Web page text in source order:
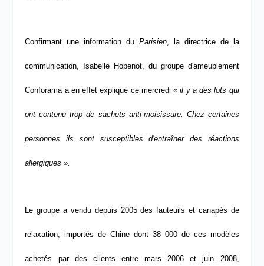
Confirmant une information du Parisien, la directrice de la
communication, Isabelle Hopenot, du groupe d'ameublement
Conforama a eneffet expliqué ce mercredi «il y a des lots qui
ont contenu trop de sachets anti-moisissure. Chez certaines
personnes ils sont susceptibles d'entraîner des réactions
allergiques ».
Le groupe a vendu depuis 2005 des fauteuils et canapés de
relaxation, importés de Chine dont 38 000 de ces modèles
achetés par des clients entre mars 2006 et juin 2008,